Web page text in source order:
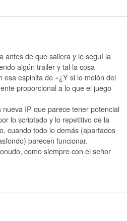
antes de que saliera y le seguí la
algún trailer y tal la cosa
esa espinita de «¿Y si lo molón del
proporcional a lo que el juego
nueva IP que parece tener potencial
lo scriptado y lo repetitivo de la
cuando todo lo demás (apartados
parecen funcionar.
como siempre con el señor